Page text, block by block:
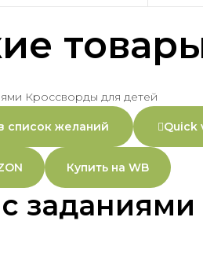
список желаний Quick
Купить на WB